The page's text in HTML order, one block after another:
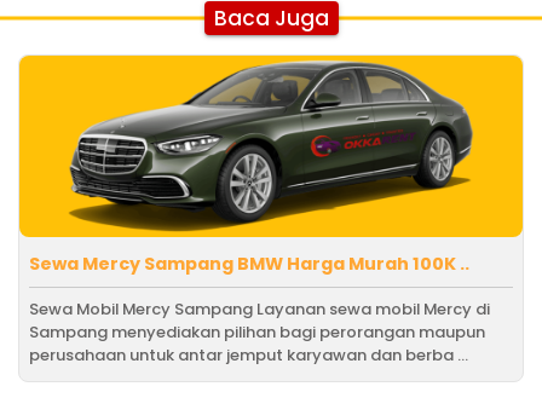
Baca Juga
Sewa Mercy Sampang BMW Harga Murah 100K ..
Sewa Mobil Mercy Sampang Layanan sewa mobil Mercy di
Sampang menyediakan pilihan bagi perorangan maupun
perusahaan untuk antar jemput karyawan dan berba ...